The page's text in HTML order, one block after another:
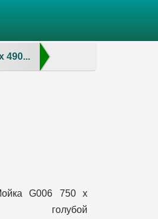
490...
G006 750 х
голубой